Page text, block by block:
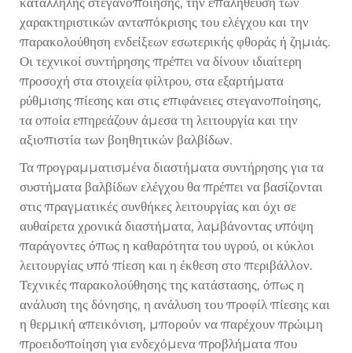
χαρακτηριστικών ανταπόκρισης του ελέγχου και την
παρακολούθηση ενδείξεων εσωτερικής φθοράς ή ζημιάς.
Οι τεχνικοί συντήρησης πρέπει να δίνουν ιδιαίτερη
προσοχή στα στοιχεία φίλτρου, στα εξαρτήματα
ρύθμισης πίεσης και στις επιφάνειες στεγανοποίησης,
τα οποία επηρεάζουν άμεσα τη λειτουργία και την
αξιοπιστία των βοηθητικών βαλβίδων.
Τα προγραμματισμένα διαστήματα συντήρησης για τα
συστήματα βαλβίδων ελέγχου θα πρέπει να βασίζονται
στις πραγματικές συνθήκες λειτουργίας και όχι σε
αυθαίρετα χρονικά διαστήματα, λαμβάνοντας υπόψη
παράγοντες όπως η καθαρότητα του υγρού, οι κύκλοι
λειτουργίας υπό πίεση και η έκθεση στο περιβάλλον.
Τεχνικές παρακολούθησης της κατάστασης, όπως η
ανάλυση της δόνησης, η ανάλυση του προφίλ πίεσης και
η θερμική απεικόνιση, μπορούν να παρέχουν πρώιμη
προειδοποίηση για ενδεχόμενα προβλήματα που